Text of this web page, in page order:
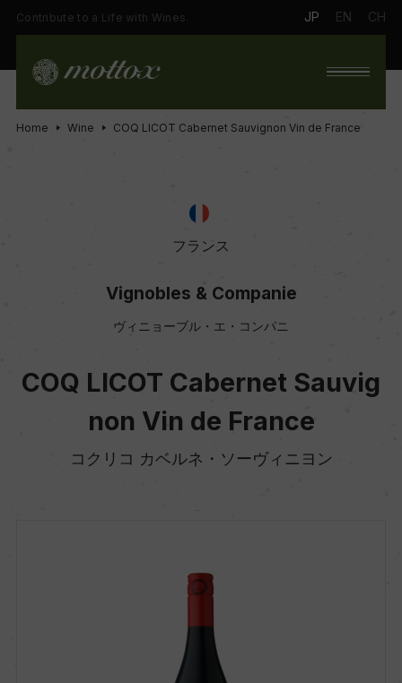
Contribute to a Life with Wines. JP EN CH
Home Wine COQ LICOT Cabernet Sauvignon Vin de France
フランス
Vignobles & Companie
ヴィニョーブル・エ・コンパニ
COQ LICOT Cabernet Sauvig
non Vin de France
コクリコ カベルネ・ソーヴィニヨン